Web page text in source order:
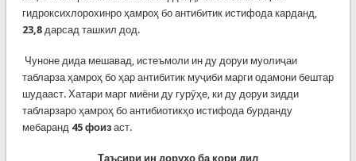
гидроксихлорохинро ҳамроҳ бо антибитик истифода карданд,
23,8дарсад ташкил дод.
Чуноне дида мешавад, истеъмоли ин ду доруи муолиҷаи
табларза ҳамроҳ бо ҳар антибитик муҷиби марги одамони бештар
шудааст. Хатари марг миёни ду гурӯҳе, ки ду доруи зидди
табларзаро ҳамроҳ бо антибиотикҳо истифода бурданду
мебаранд 45 фоизаст.
Таъсири ин доруҳо ба кори дил